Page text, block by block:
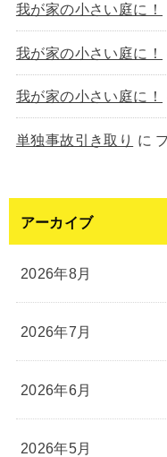
我が家の小さい庭に！
我が家の小さい庭に！
我が家の小さい庭に！
単独事故引き取り に
アーカイブ
2026年8月
2026年7月
2026年6月
2026年5月